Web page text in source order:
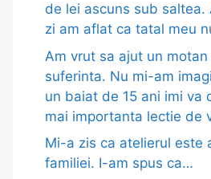
de lei ascuns sub saltea.
zi am aflat ca tatal meu
Am vrut sa ajut un
suferinta. Nu mi-am
un baiat de 15 ani imi va
mai importanta lectie de
Mi-a zis ca atelierul este
familiei. I-am spus ca…